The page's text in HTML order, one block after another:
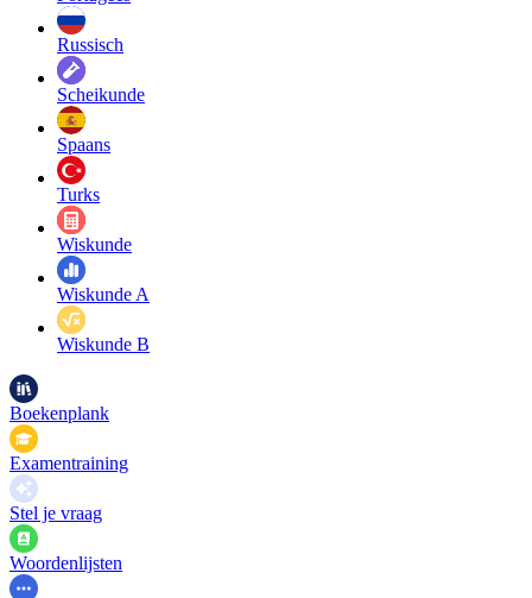
Russisch
Scheikunde
Spaans
Turks
Wiskunde
Wiskunde A
Wiskunde B
Boekenplank
Examentraining
Stel je vraag
Woordenlijsten